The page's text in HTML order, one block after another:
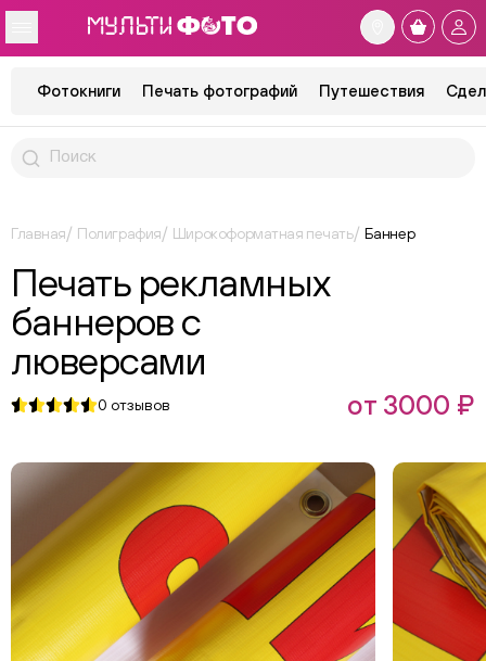
Фотокниги Печать фотографий Путешествия
Главная Полиграфия Широкоформатная печать Баннер
Печать рекламных
баннеров с
люверсами
0 отзывов от 3000 ₽